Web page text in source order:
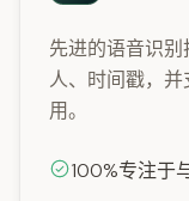
先进的语音识
人、时间戳，并
用。
100%专注于